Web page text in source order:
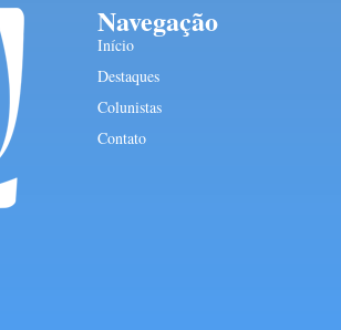
Navegação
Início
Destaques
Colunistas
Contato